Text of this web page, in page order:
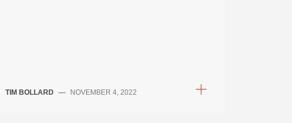
TIM BOLLARD — NOVEMBER 4, 2022